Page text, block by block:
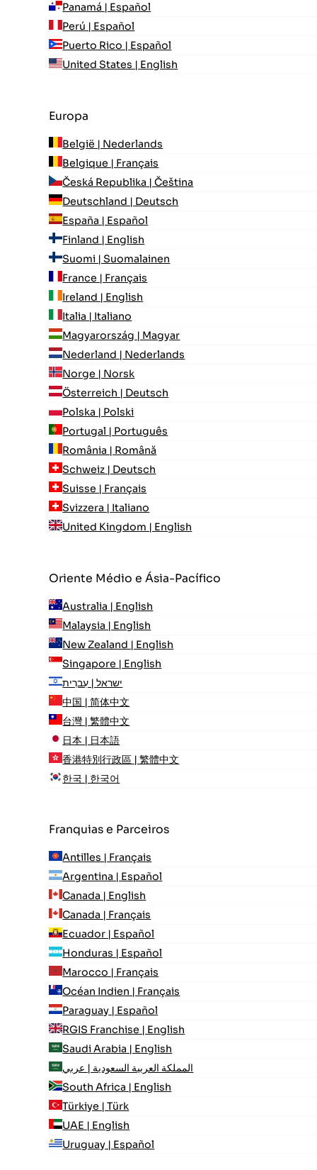
Panamá | Español
Perú | Español
Puerto Rico | Español
United States | English
Europa
België | Nederlands
Belgique | Français
Česká Republika | Čeština
Deutschland | Deutsch
España | Español
Finland | English
Suomi | Suomalainen
France | Français
Ireland | English
Italia | Italiano
Magyarország | Magyar
Nederland | Nederlands
Norge | Norsk
Österreich | Deutsch
Polska | Polski
Portugal | Português
România | Română
Schweiz | Deutsch
Suisse | Français
Svizzera | Italiano
United Kingdom | English
Oriente Médio e Ásia-Pacífico
Australia | English
Malaysia | English
New Zealand | English
Singapore | English
ישראל | עִברִית
中国 | 简体中文
台灣 | 繁體中文
日本 | 日本語
香港特別行政區 | 繁體中文
한국 | 한국어
Franquias e Parceiros
Antilles | Français
Argentina | Español
Canada | English
Canada | Français
Ecuador | Español
Honduras | Español
Marocco | Français
Océan Indien | Français
Paraguay | Español
RGIS Franchise | English
Saudi Arabia | English
المملكة العربية السعودية | عربي
South Africa | English
Türkiye | Türk
UAE | English
Uruguay | Español